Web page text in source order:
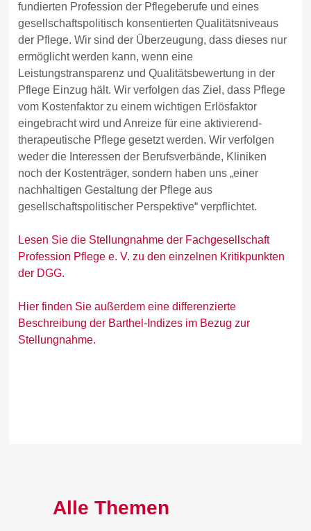
fundierten Profession der Pflegeberufe und eines
gesellschaftspolitisch konsentierten Qualitätsniveaus
der Pflege. Wir sind der Überzeugung, dass dieses nur
ermöglicht werden kann, wenn eine
Leistungstransparenz und Qualitätsbewertung in der
Pflege Einzug hält. Wir verfolgen das Ziel, dass Pflege
vom Kostenfaktor zu einem wichtigen Erlösfaktor
eingebracht wird und Anreize für eine aktivierend-
therapeutische Pflege gesetzt werden. Wir verfolgen
weder die Interessen der Berufsverbände, Kliniken
noch der Kostenträger, sondern haben uns „einer
nachhaltigen Gestaltung der Pflege aus
gesellschaftspolitischer Perspektive“ verpflichtet.
Lesen Sie die Stellungnahme der Fachgesellschaft
Profession Pflege e. V. zu den einzelnen Kritikpunkten
der DGG.
Hier finden Sie außerdem eine differenzierte
Beschreibung der Barthel-Indizes im Bezug zur
Stellungnahme.
Alle Themen